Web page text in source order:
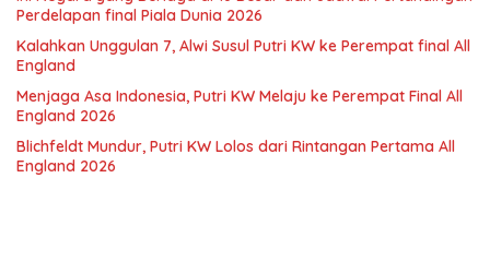
Perdelapan final Piala Dunia 2026
Kalahkan Unggulan 7, Alwi Susul Putri KW ke Perempat final All
England
Menjaga Asa Indonesia, Putri KW Melaju ke Perempat Final All
England 2026
Blichfeldt Mundur, Putri KW Lolos dari Rintangan Pertama All
England 2026